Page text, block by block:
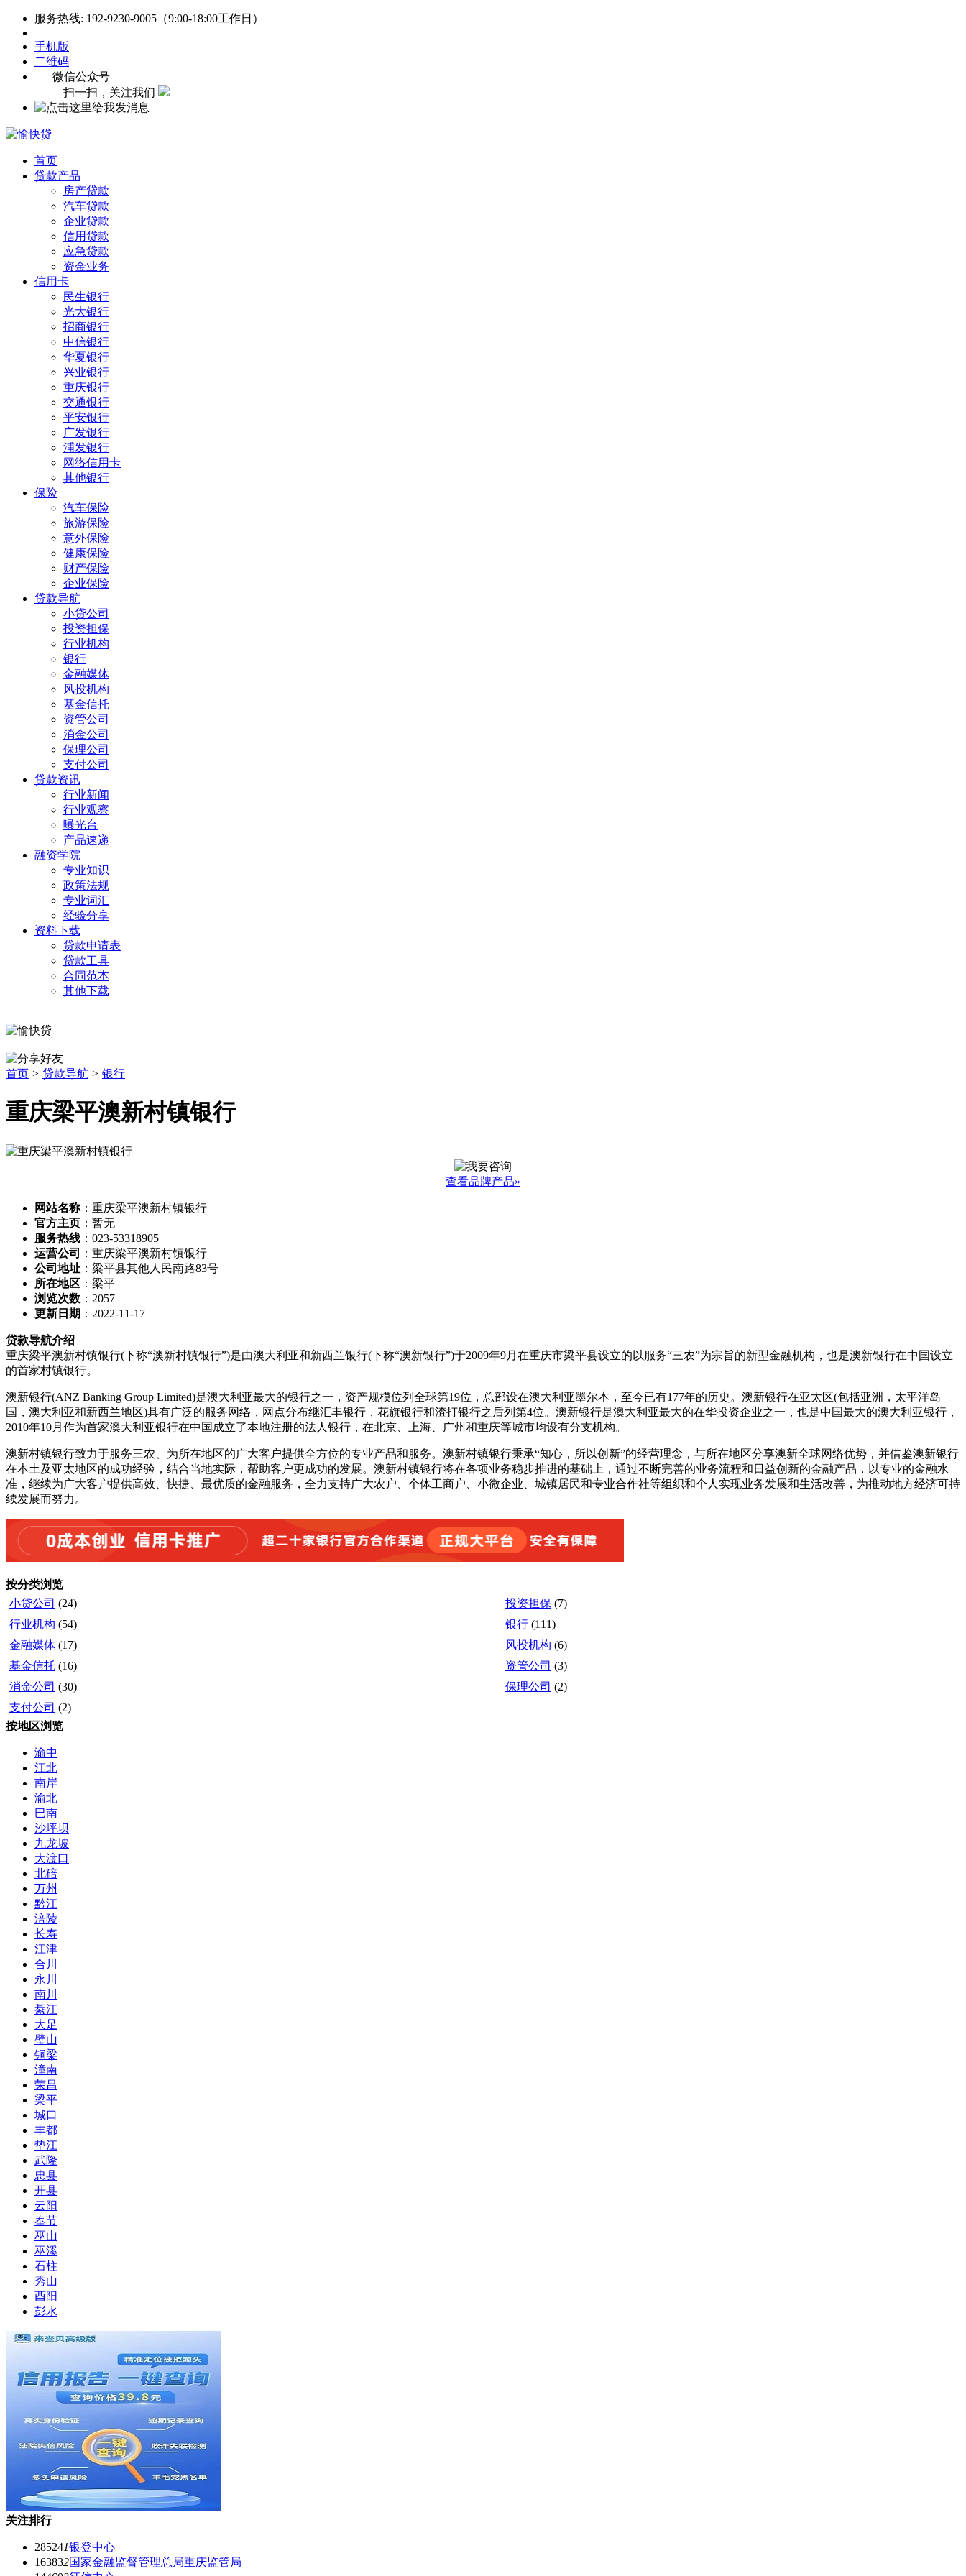
服务热线: 192-9230-9005（9:00-18:00工作日）
手机版
二维码
微信公众号
扫一扫，关注我们
首页
贷款产品
房产贷款
汽车贷款
企业贷款
信用贷款
应急贷款
资金业务
信用卡
民生银行
光大银行
招商银行
中信银行
华夏银行
兴业银行
重庆银行
交通银行
平安银行
广发银行
浦发银行
网络信用卡
其他银行
保险
汽车保险
旅游保险
意外保险
健康保险
财产保险
企业保险
贷款导航
小贷公司
投资担保
行业机构
银行
金融媒体
风投机构
基金信托
资管公司
消金公司
保理公司
支付公司
贷款资讯
行业新闻
行业观察
曝光台
产品速递
融资学院
专业知识
政策法规
专业词汇
经验分享
资料下载
贷款申请表
贷款工具
合同范本
其他下载
首页 > 贷款导航 > 银行
重庆梁平澳新村镇银行
查看品牌产品»
网站名称：重庆梁平澳新村镇银行
官方主页 ：暂无
服务热线 ：023-53318905
运营公司
：重庆梁平澳新村镇银行
公司地址 ：梁平县其他人民南路83号
所在地区 ：梁平
浏览次数 ： 2057
更新日期 ：2022-11-17
贷款导航介绍
重庆梁平澳新村镇银行(下称“澳新村镇银行”)是由澳大利亚和新西兰银行(下称“澳新银行”)于2009年9月在重庆市梁平县设立的以服务“三农”为宗旨的新型金融机构，也是澳新银行在中国设立
的首家村镇银行。
澳新银行(ANZ Banking Group Limited)是澳大利亚最大的银行之一，资产规模位列全球第19位，总部设在澳大利亚墨尔本，至今已有177年的历史。澳新银行在亚太区(包括亚洲，太平洋岛
国，澳大利亚和新西兰地区)具有广泛的服务网络，网点分布继汇丰银行，花旗银行和渣打银行之后列第4位。澳新银行是澳大利亚最大的在华投资企业之一，也是中国最大的澳大利亚银行，
2010年10月作为首家澳大利亚银行在中国成立了本地注册的法人银行，在北京、上海、广州和重庆等城市均设有分支机构。
澳新村镇银行致力于服务三农、为所在地区的广大客户提供全方位的专业产品和服务。澳新村镇银行秉承“知心，所以创新”的经营理念，与所在地区分享澳新全球网络优势，并借鉴澳新银行
在本土及亚太地区的成功经验，结合当地实际，帮助客户更成功的发展。澳新村镇银行将在各项业务稳步推进的基础上，通过不断完善的业务流程和日益创新的金融产品，以专业的金融水
准，继续为广大客户提供高效、快捷、最优质的金融服务，全力支持广大农户、个体工商户、小微企业、城镇居民和专业合作社等组织和个人实现业务发展和生活改善，为推动地方经济可持
续发展而努力。
按分类浏览
小贷公司 (24) 投资担保 (7)
行业机构 (54) 银行 (111)
金融媒体 (17) 风投机构 (6)
基金信托 (16) 资管公司 (3)
消金公司 (30) 保理公司 (2)
支付公司 (2)
按地区浏览
渝中
江北
南岸
渝北
巴南
沙坪坝
九龙坡
大渡口
北碚
万州
黔江
涪陵
长寿
江津
合川
永川
南川
綦江
大足
璧山
铜梁
潼南
荣昌
梁平
城口
丰都
垫江
武隆
忠县
开县
云阳
奉节
巫山
巫溪
石柱
秀山
酉阳
彭水
关注排行
285241银登中心
163832国家金融监督管理总局重庆监管局